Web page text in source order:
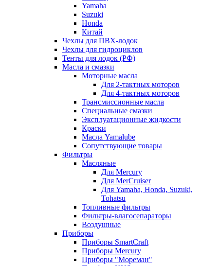
Yamaha
Suzuki
Honda
Китай
Чехлы для ПВХ-лодок
Чехлы для гидроциклов
Тенты для лодок (РФ)
Масла и смазки
Моторные масла
Для 2-тактных моторов
Для 4-тактных моторов
Трансмиссионные масла
Специальные смазки
Эксплуатационные жидкости
Краски
Масла Yamalube
Сопутствующие товары
Фильтры
Масляные
Для Mercury
Для MerCruiser
Для Yamaha, Honda, Suzuki,
Tohatsu
Топливные фильтры
Фильтры-влагосепараторы
Воздушные
Приборы
Приборы SmartCraft
Приборы Mercury
Приборы "Мореман"